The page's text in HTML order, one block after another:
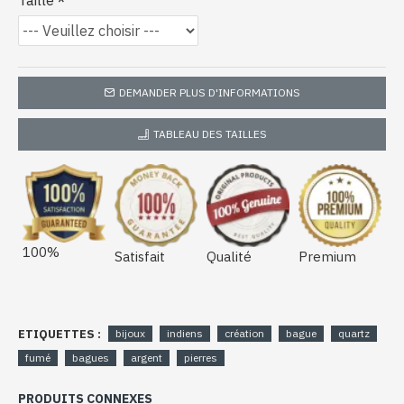
DEMANDER PLUS D'INFORMATIONS
TABLEAU DES TAILLES
100% Satisfait Qualité Premium
ETIQUETTES : bijoux indiens création bague
quartz
fumé
bagues argent pierres
PRODUITS CONNEXES